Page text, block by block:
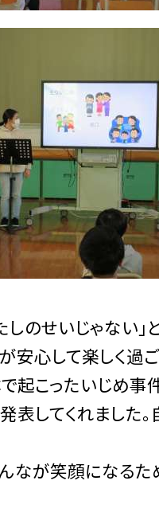
しのせいじゃない
安心して楽しく過
で起こったいじめ
表してくれました
なが笑顔になるた